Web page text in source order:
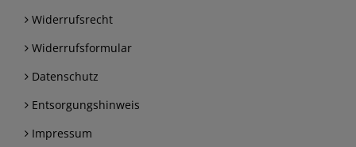
Widerrufsrecht
Widerrufsformular
Datenschutz
Entsorgungshinweis
Impressum